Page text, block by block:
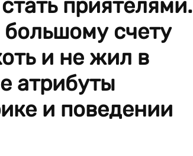
приятелями.
счету
и не жил в
атрибуты
и поведении